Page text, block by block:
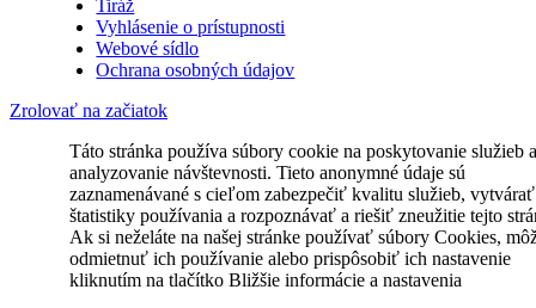
Tiráž
Vyhlásenie o prístupnosti
Webové sídlo
Ochrana osobných údajov
Zrolovať na začiatok
Táto stránka používa súbory cookie na poskytovanie služieb a
analyzovanie návštevnosti. Tieto anonymné údaje sú
zaznamenávané s cieľom zabezpečiť kvalitu služieb, vytvárať
štatistiky používania a rozpoznávať a riešiť zneužitie tejto
Ak si neželáte na našej stránke používať súbory Cookies,
odmietnuť ich používanie alebo prispôsobiť ich nastavenie
kliknutím na tlačítko Bližšie informácie a nastavenia